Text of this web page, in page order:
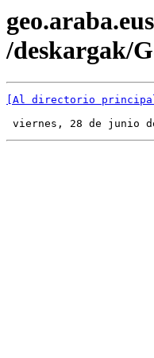
/deskargak/
[Al directorio
viernes, 28 de junio